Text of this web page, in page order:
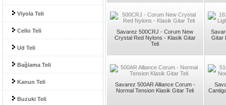
Viyola Teli
Cello Teli
Ud Teli
Bağlama Teli
Kanun Teli
Buzuki Teli
Savarez 500CRJ - Corum New
Crystal Red Nylons - Klasik Gitar
Teli
Gitar
Savarez 500AR Alliance Corum -
Normal Tension Klasik Gitar Teli